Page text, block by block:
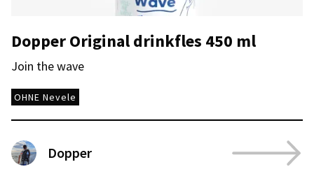
Dopper Original drinkfles 450 ml
Join the wave
OHNE Nevele
Dopper